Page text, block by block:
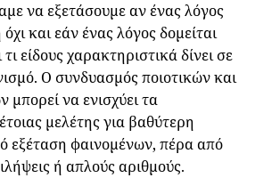
να εξετάσουμε αν ένας λόγος
όχι και εάν ένας λόγος δομείται
είδους χαρακτηριστικά δίνει σε
Ο συνδυασμός ποιοτικών και
να ενισχύει τα
μελέτης για βαθύτερη
εξέταση φαινομένων, πέρα από
ή απλούς αριθμούς.